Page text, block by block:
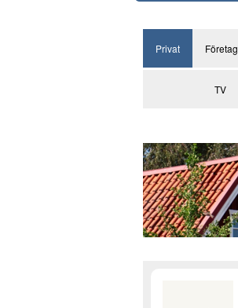
Privat Företag
TV